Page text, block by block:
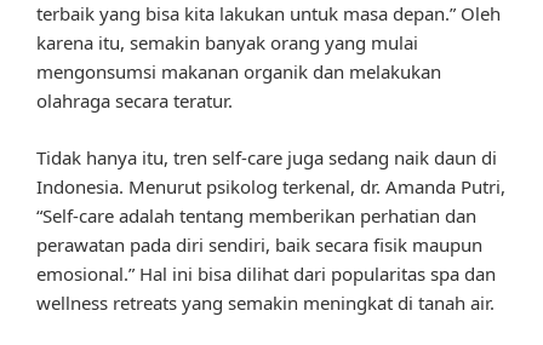
terbaik yang bisa kita lakukan untuk masa depan.” Oleh
karena itu, semakin banyak orang yang mulai
mengonsumsi makanan organik dan melakukan
olahraga secara teratur.
Tidak hanya itu, tren self-care juga sedang naik daun di
Indonesia. Menurut psikolog terkenal, dr. Amanda Putri,
“Self-care adalah tentang memberikan perhatian dan
perawatan pada diri sendiri, baik secara fisik maupun
emosional.” Hal ini bisa dilihat dari popularitas spa dan
wellness retreats yang semakin meningkat di tanah air.